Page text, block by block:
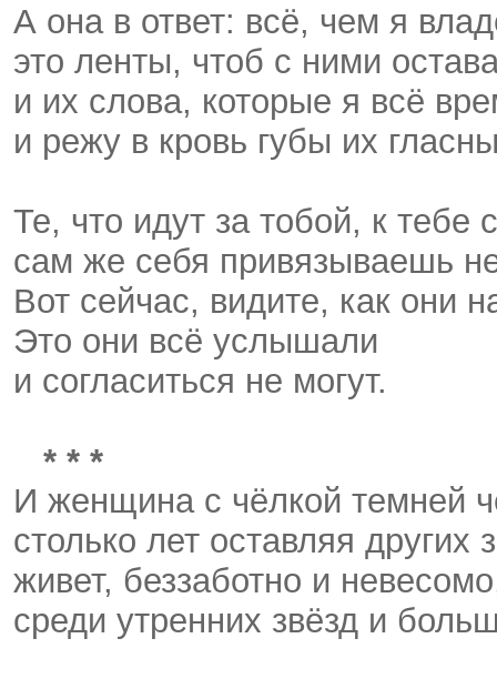
А она в ответ: всё, чем я
это ленты, чтоб с ними
и их слова, которые я всё
и режу в кровь губы их
Те, что идут за тобой, к
сам же себя привязываешь
Вот сейчас, видите, как они
Это они всё услышали
и согласиться не могут.
* * *
И женщина с чёлкой темней
столько лет оставляя других
живет, беззаботно и
среди утренних звёзд и